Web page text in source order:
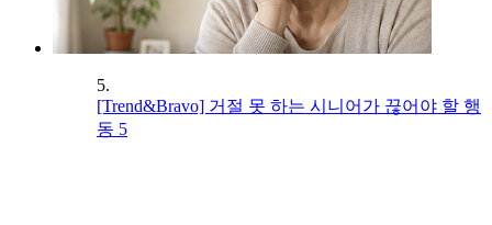
5.
[Trend&Bravo] 거절 못 하는 시니어가 끊어야 할 행
동 5